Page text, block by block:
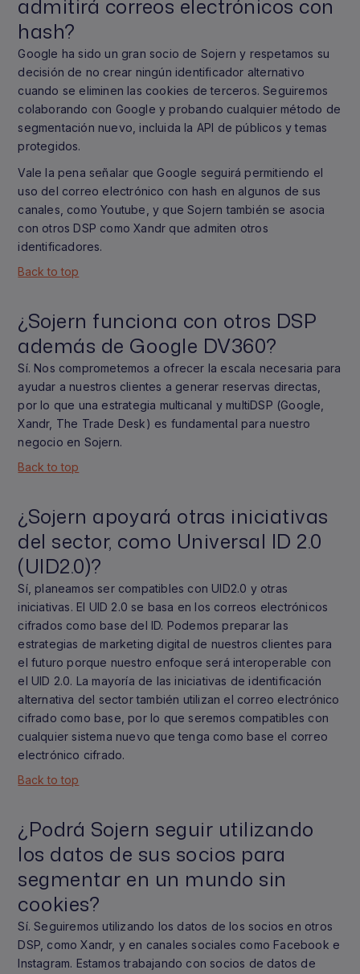
admitirá correos electrónicos con
hash?
Google ha sido un gran socio de Sojern y respetamos su
decisión de no crear ningún identificador alternativo
cuando se eliminen las cookies de terceros. Seguiremos
colaborando con Google y probando cualquier método de
segmentación nuevo, incluida la API de públicos y temas
protegidos.
Vale la pena señalar que Google seguirá permitiendo el
uso del correo electrónico con hash en algunos de sus
canales, como Youtube, y que Sojern también se asocia
con otros DSP como Xandr que admiten otros
identificadores.
Back to top
¿Sojern funciona con otros DSP
además de Google DV360?
Sí. Nos comprometemos a ofrecer la escala necesaria para
ayudar a nuestros clientes a generar reservas directas,
por lo que una estrategia multicanal y multiDSP (Google,
Xandr, The Trade Desk) es fundamental para nuestro
negocio en Sojern.
Back to top
¿Sojern apoyará otras iniciativas
del sector, como Universal ID 2.0
(UID2.0)?
Sí, planeamos ser compatibles con UID2.0 y otras
iniciativas. El UID 2.0 se basa en los correos electrónicos
cifrados como base del ID. Podemos preparar las
estrategias de marketing digital de nuestros clientes para
el futuro porque nuestro enfoque será interoperable con
el UID 2.0. La mayoría de las iniciativas de identificación
alternativa del sector también utilizan el correo electrónico
cifrado como base, por lo que seremos compatibles con
cualquier sistema nuevo que tenga como base el correo
electrónico cifrado.
Back to top
¿Podrá Sojern seguir utilizando
los datos de sus socios para
segmentar en un mundo sin
cookies?
Sí. Seguiremos utilizando los datos de los socios en otros
DSP, como Xandr, y en canales sociales como Facebook e
Instagram. Estamos trabajando con socios de datos de